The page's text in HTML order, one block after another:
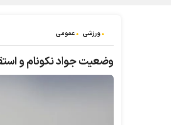
ورزشی عمومی
وضعیت جواد نکونام و